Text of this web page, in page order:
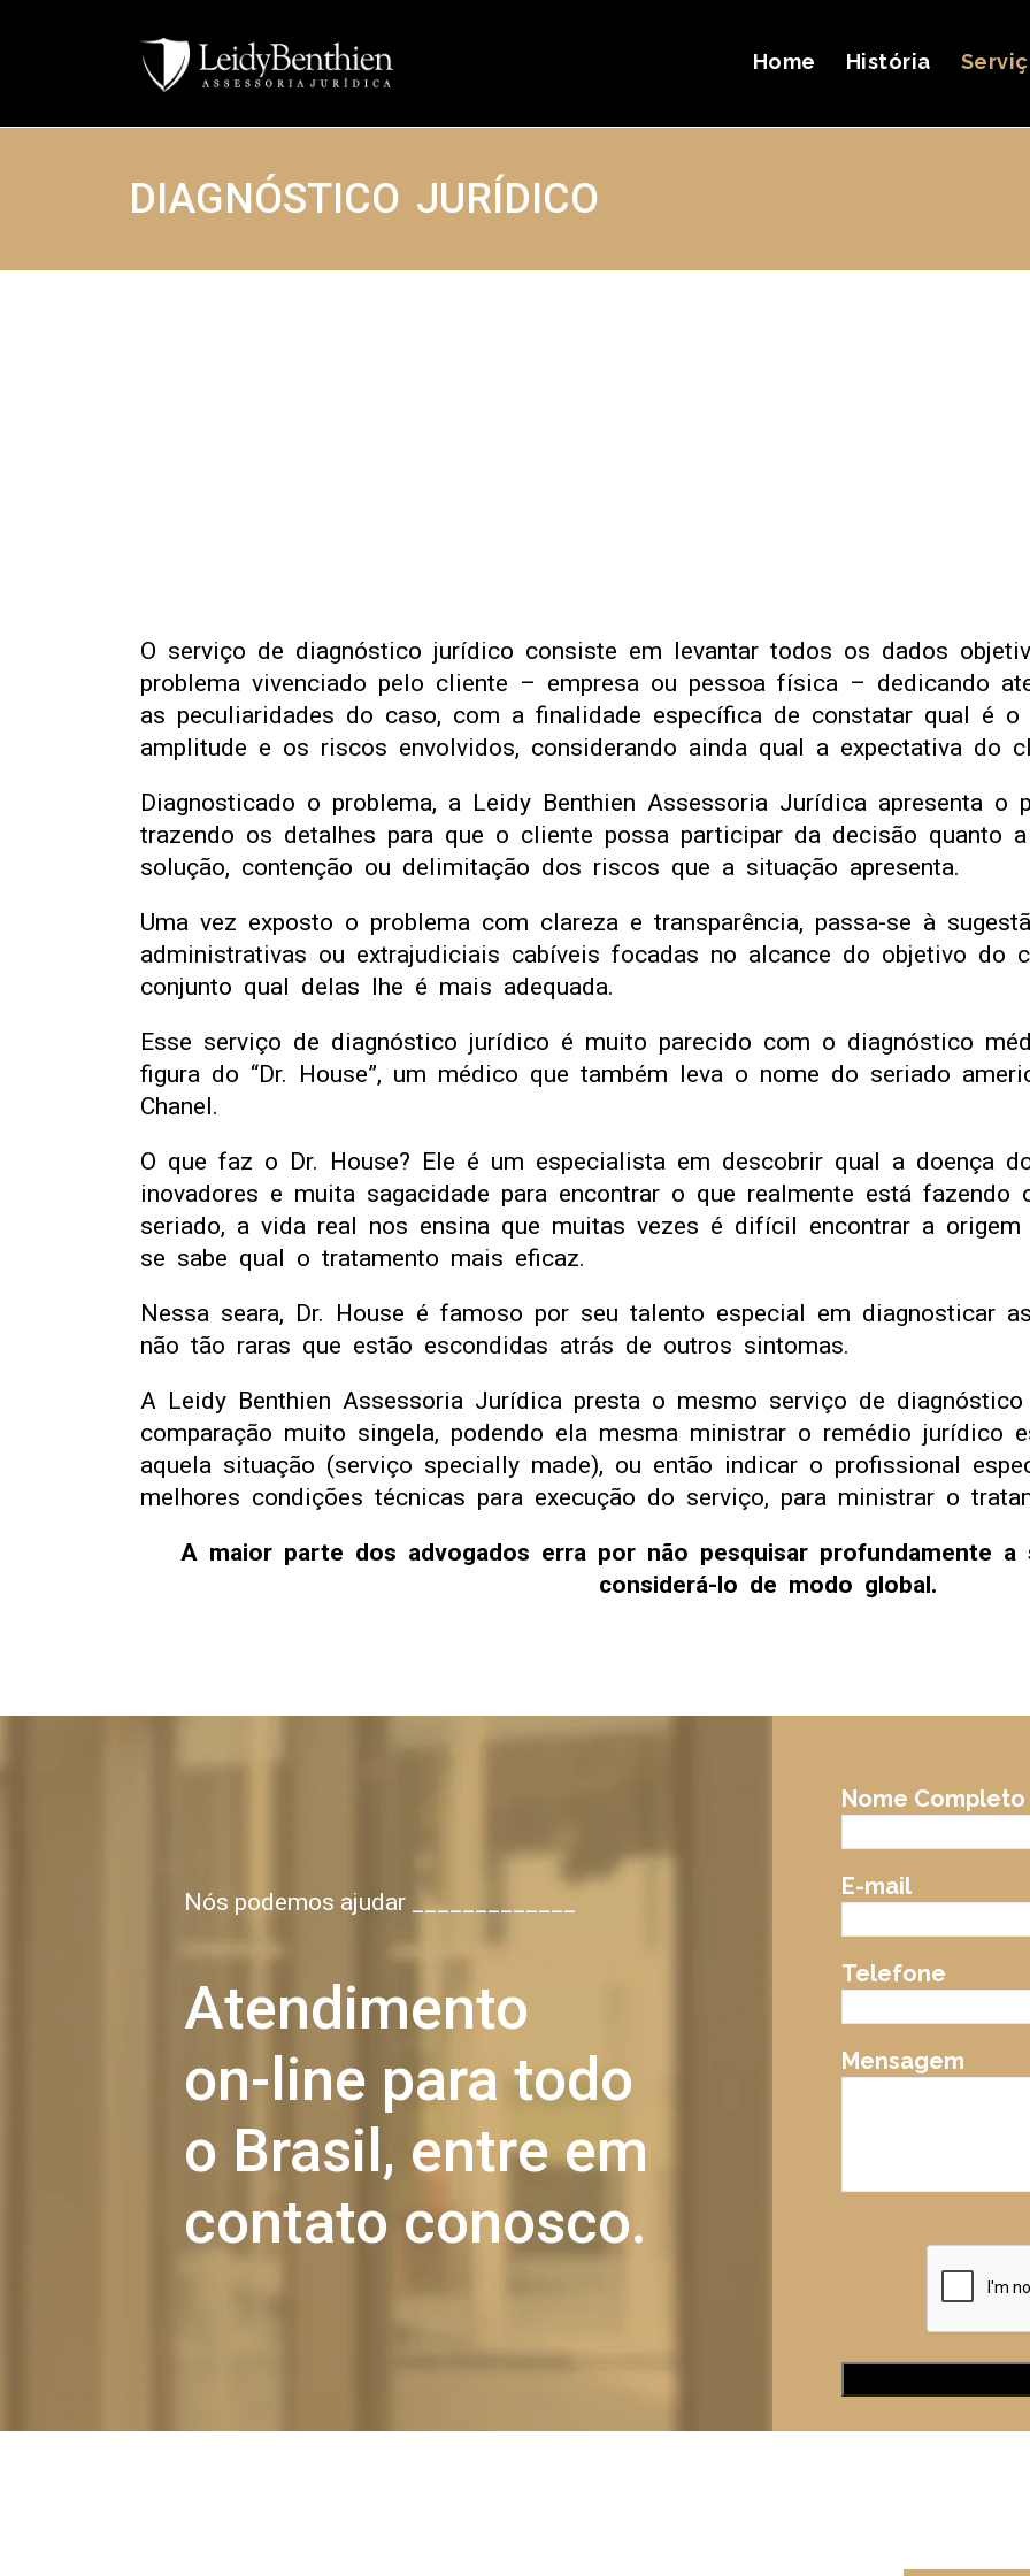
Home História
DIAGNÓSTICO JURÍDICO
O serviço de diagnóstico jurídico consiste em levantar todos os dados
problema vivenciado pelo cliente – empresa ou pessoa física – dedicando
as peculiaridades do caso, com a finalidade específica de constatar qual é o
amplitude e os riscos envolvidos, considerando ainda qual a expectativa do
Diagnosticado o problema, a Leidy Benthien Assessoria Jurídica apresenta o
trazendo os detalhes para que o cliente possa participar da decisão quanto
solução, contenção ou delimitação dos riscos que a situação apresenta.
Uma vez exposto o problema com clareza e transparência, passa-se à
administrativas ou extrajudiciais cabíveis focadas no alcance do objetivo do
conjunto qual delas lhe é mais adequada.
Esse serviço de diagnóstico jurídico é muito parecido com o diagnóstico
figura do “Dr. House”, um médico que também leva o nome do seriado
Chanel.
O que faz o Dr. House? Ele é um especialista em descobrir qual a doença
inovadores e muita sagacidade para encontrar o que realmente está fazendo
seriado, a vida real nos ensina que muitas vezes é difícil encontrar a
se sabe qual o tratamento mais eficaz.
Nessa seara, Dr. House é famoso por seu talento especial em diagnosticar
não tão raras que estão escondidas atrás de outros sintomas.
A Leidy Benthien Assessoria Jurídica presta o mesmo serviço de
comparação muito singela, podendo ela mesma ministrar o remédio jurídico
aquela situação (serviço specially made), ou então indicar o profissional
melhores condições técnicas para execução do serviço, para ministrar o
A maior parte dos advogados erra por não pesquisar profundamente
considerá-lo de modo global.
Nós podemos ajudar _____________
Atendimento
on-line para todo
o Brasil, entre em
contato conosco.
Nome Completo
E-mail
Telefone
Mensagem